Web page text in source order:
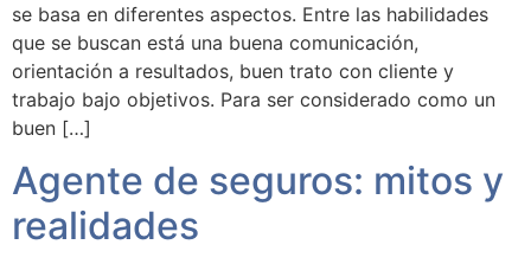
se basa en diferentes aspectos. Entre las habilidades
que se buscan está una buena comunicación,
orientación a resultados, buen trato con cliente y
trabajo bajo objetivos. Para ser considerado como un
buen […]
Agente de seguros: mitos y
realidades